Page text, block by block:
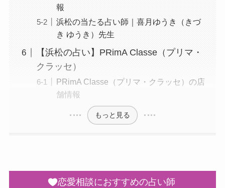
報
浜松の当たる占い師｜喜月ゆうき（きづ
き ゆうき）先生
【浜松の占い】PRimA Classe（プリマ・
クラッセ）
PRimA Classe（プリマ・クラッセ）の店
舗情報
もっと見る
恋愛相談におすすめの占い師